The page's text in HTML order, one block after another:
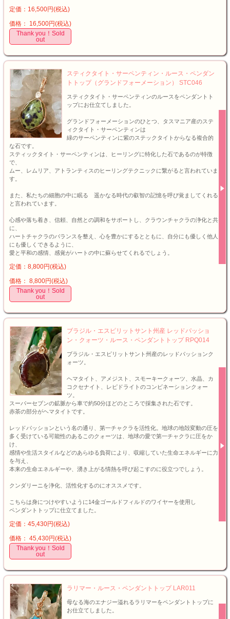
定価：16,500円(税込)
価格： 16,500円(税込)
Thank you！Sold
out
スティクタイト・サーペンティン・ルース・ペンダン
トトップ（グランドフォーメーション） STC046
スティクタイト・サーペンティンのルースをペンダントト
ップにお仕立てしました。
グランドフォーメーションのひとつ、タスマニア産のステ
ィクタイト・サーペンティンは
緑のサーペンティンに紫のステックタイトからなる複合的
な石です。
スティックタイト・サーペンティンは、ヒーリングに特化した石であるのが特徴
で、
ムー、レムリア、アトランティスのヒーリングテクニックに繋がると言われていま
す。
また、私たちの細胞の中に眠る 遥かなる時代の叡智の記憶を呼び覚ましてくれる
と言われています。
心感や落ち着き、信頼、自然との調和をサポートし、クラウンチャクラの浄化と共
に、
ハートチャクラのバランスを整え、心を豊かにするとともに、自分にも優しく他人
にも優しくできるように、
愛と平和の感情、感覚がハートの中に蘇らせてくれるでしょう。
定価：8,800円(税込)
価格： 8,800円(税込)
Thank you！Sold
out
ブラジル・エスピリットサント州産 レッドパッショ
ン・クォーツ・ルース・ペンダントトップ RPQ014
ブラジル・エスピリットサント州産のレッドパッションク
ォーツ。
ヘマタイト、アメジスト、スモーキークォーツ、水晶、カ
コクセナイト、レピドライトのコンビネーションクォー
ツ。
スーパーセブンの鉱脈から車で約50分ほどのところで採集された石です。
赤茶の部分がヘマタイトです。
レッドパッションという名の通り、第一チャクラを活性化。地球の地殻変動の圧を
多く受けている可能性のあるこのクォーツは、地球の愛で第一チャクラに圧をか
け、
感情や生活スタイルなどのあらゆる負荷により、収縮していた生命エネルギーに力
を与え、
本来の生命エネルギーや、湧き上がる情熱を呼び起こすのに役立つでしょう。
クンダリーニを浄化、活性化するのにオススメです。
こちらは身につけやすいように14金ゴールドフィルドのワイヤーを使用し
ペンダントトップに仕立てました。
定価：45,430円(税込)
価格： 45,430円(税込)
Thank you！Sold
out
ラリマー・ルース・ペンダントトップ LAR011
母なる海のエナジー溢れるラリマーをペンダントトップに
お仕立てしました。